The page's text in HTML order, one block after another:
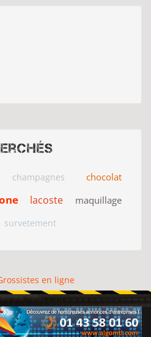
champagnes
chocolat
lacoste maquillage
survetement
en ligne